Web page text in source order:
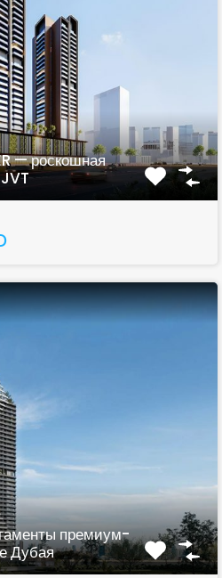
— роскошная
премиум-
Дубая